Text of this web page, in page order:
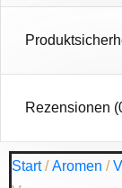
Rezensionen
Start/Aromen /